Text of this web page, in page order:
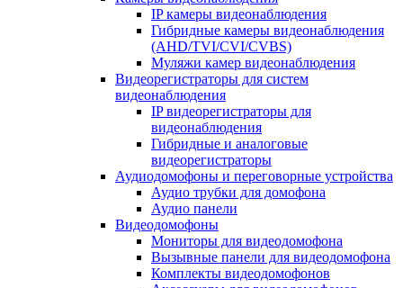
IP камеры видеонаблюдения
Гибридные камеры видеонаблюдения
(AHD/TVI/CVI/CVBS)
Муляжи камер видеонаблюдения
Видеорегистраторы для систем
видеонаблюдения
IP видеорегистраторы для
видеонаблюдения
Гибридные и аналоговые
видеорегистраторы
Аудиодомофоны и переговорные устройства
Аудио трубки для домофона
Аудио панели
Видеодомофоны
Мониторы для видеодомофона
Вызывные панели для видеодомофона
Комплекты видеодомофонов